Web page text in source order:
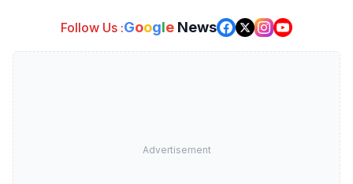
Follow Us :Google News
Advertisement